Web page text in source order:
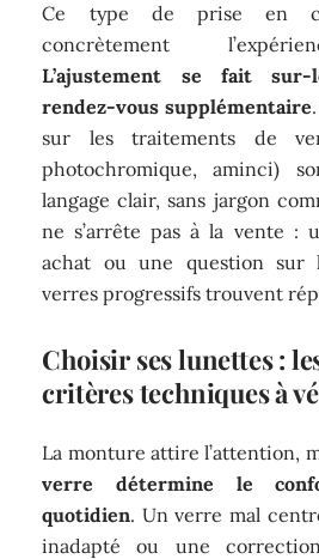
Ce type de prise en
concrètement
L’ajustement se fait sur-
rendez-vous supplémentaire
sur les traitements de
photochromique, aminci)
langage clair, sans jargon
ne s’arrête pas à la vente :
achat ou une question sur
verres progressifs trouvent
Choisir ses lunettes :
critères techniques à
La monture attire l’attention,
verre détermine le
quotidien. Un verre mal
inadapté ou une